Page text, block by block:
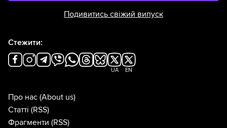
Подивитись свіжий випуск
Стежити:
UA EN
Про нас (About us)
Статті (RSS)
Фрагменти (RSS)